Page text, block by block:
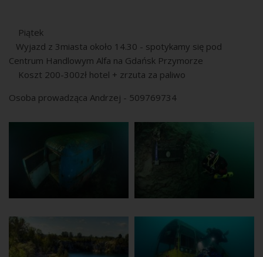
Piątek
Wyjazd z 3miasta około 14.30 - spotykamy się pod
Centrum Handlowym Alfa na Gdańsk Przymorze
Koszt 200-300zł hotel + zrzuta za paliwo
Osoba prowadząca Andrzej - 509769734